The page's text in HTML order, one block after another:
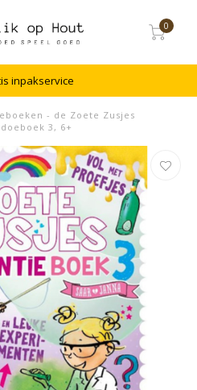
0
inpakservice
- de Zoete Zusjes
3, 6+